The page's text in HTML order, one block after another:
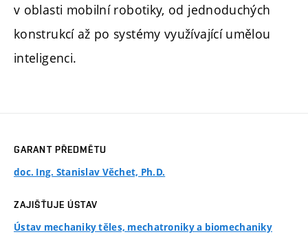
v oblasti mobilní robotiky, od jednoduchých
konstrukcí až po systémy využívající umělou
inteligenci.
GARANT PŘEDMĚTU
doc. Ing. Stanislav Věchet, Ph.D.
ZAJIŠŤUJE ÚSTAV
Ústav mechaniky těles, mechatroniky a biomechaniky